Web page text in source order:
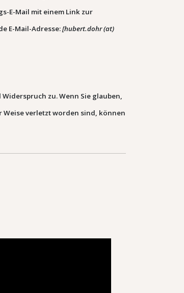
E-Mail mit einem Link zur
E-Mail-Adresse:[hubert.dohr (at)
zu. Wenn Sie glauben,
verletzt worden sind, können